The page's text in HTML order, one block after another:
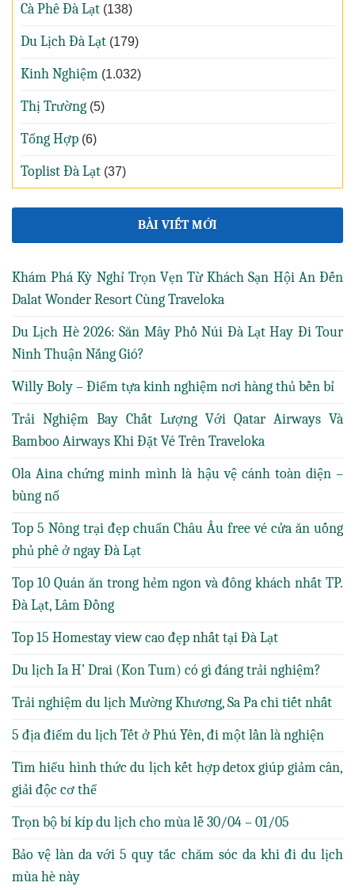
Cà Phê Đà Lạt (138)
Du Lịch Đà Lạt (179)
Kinh Nghiệm (1.032)
Thị Trường (5)
Tổng Hợp (6)
Toplist Đà Lạt (37)
BÀI VIẾT MỚI
Khám Phá Kỳ Nghỉ Trọn Vẹn Từ Khách Sạn Hội An Đến
Dalat Wonder Resort Cùng Traveloka
Du Lịch Hè 2026: Săn Mây Phố Núi Đà Lạt Hay Đi Tour
Ninh Thuận Nắng Gió?
Willy Boly – Điểm tựa kinh nghiệm nơi hàng thủ bền bỉ
Trải Nghiệm Bay Chất Lượng Với Qatar Airways Và
Bamboo Airways Khi Đặt Vé Trên Traveloka
Ola Aina chứng minh mình là hậu vệ cánh toàn diện –
bùng nổ
Top 5 Nông trại đẹp chuẩn Châu Âu free vé cửa ăn uống
phủ phê ở ngay Đà Lạt
Top 10 Quán ăn trong hẻm ngon và đông khách nhất TP.
Đà Lạt, Lâm Đồng
Top 15 Homestay view cao đẹp nhất tại Đà Lạt
Du lịch Ia H’ Drai (Kon Tum) có gì đáng trải nghiệm?
Trải nghiệm du lịch Mường Khương, Sa Pa chi tiết nhất
5 địa điểm du lịch Tết ở Phú Yên, đi một lần là nghiện
Tìm hiểu hình thức du lịch kết hợp detox giúp giảm cân,
giải độc cơ thể
Trọn bộ bí kíp du lịch cho mùa lễ 30/04 – 01/05
Bảo vệ làn da với 5 quy tắc chăm sóc da khi đi du lịch
mùa hè này